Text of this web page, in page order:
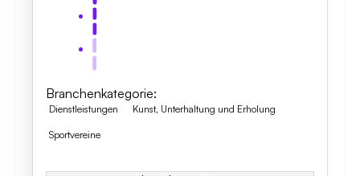
Branchenkategorie:
Dienstleistungen Kunst, Unterhaltung und Erholung
Sportvereine